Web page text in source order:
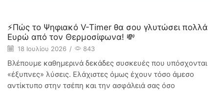
Smart Home
⚡Πώς το Ψηφιακό V-Timer θα σου γλυτώσει πολλά
Ευρώ από τον Θερμοσίφωνα! 💸
18 Ιουλίου 2026 / 843
Βλέπουμε καθημερινά δεκάδες συσκευές που υπόσχονται
«έξυπνες» λύσεις. Ελάχιστες όμως έχουν τόσο άμεσο
αντίκτυπο στην τσέπη και την ασφάλειά σας όσο